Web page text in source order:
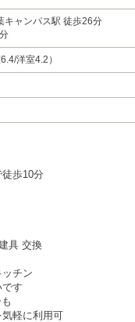
キャンパス駅 徒歩26分
洋室4.2）
歩10分
具 交換
チン
す
軽に利用可